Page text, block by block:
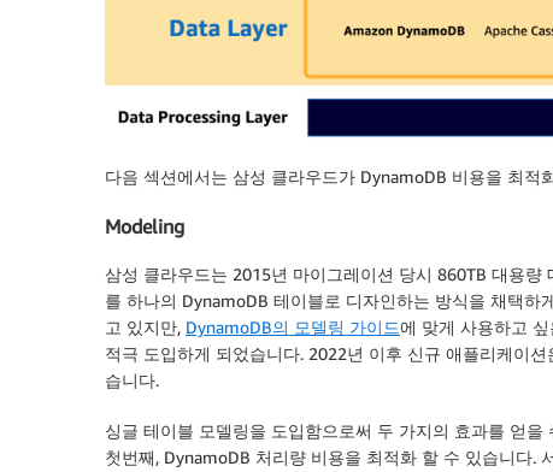
다음 섹션에서는 삼성 클라우드가 DynamoDB 비용을 최
Modeling
삼성 클라우드는 2015년 마이그레이션 당시 860TB 대용량
를 하나의 DynamoDB 테이블로 디자인하는 방식을 채택
고 있지만, DynamoDB의 모델링 가이드에 맞게 사용하고
적극 도입하게 되었습니다. 2022년 이후 신규 애플리케이
습니다.
싱글 테이블 모델링을 도입함으로써 두 가지의 효과를 얻을
첫번째, DynamoDB 처리량 비용을 최적화 할 수 있습니다.